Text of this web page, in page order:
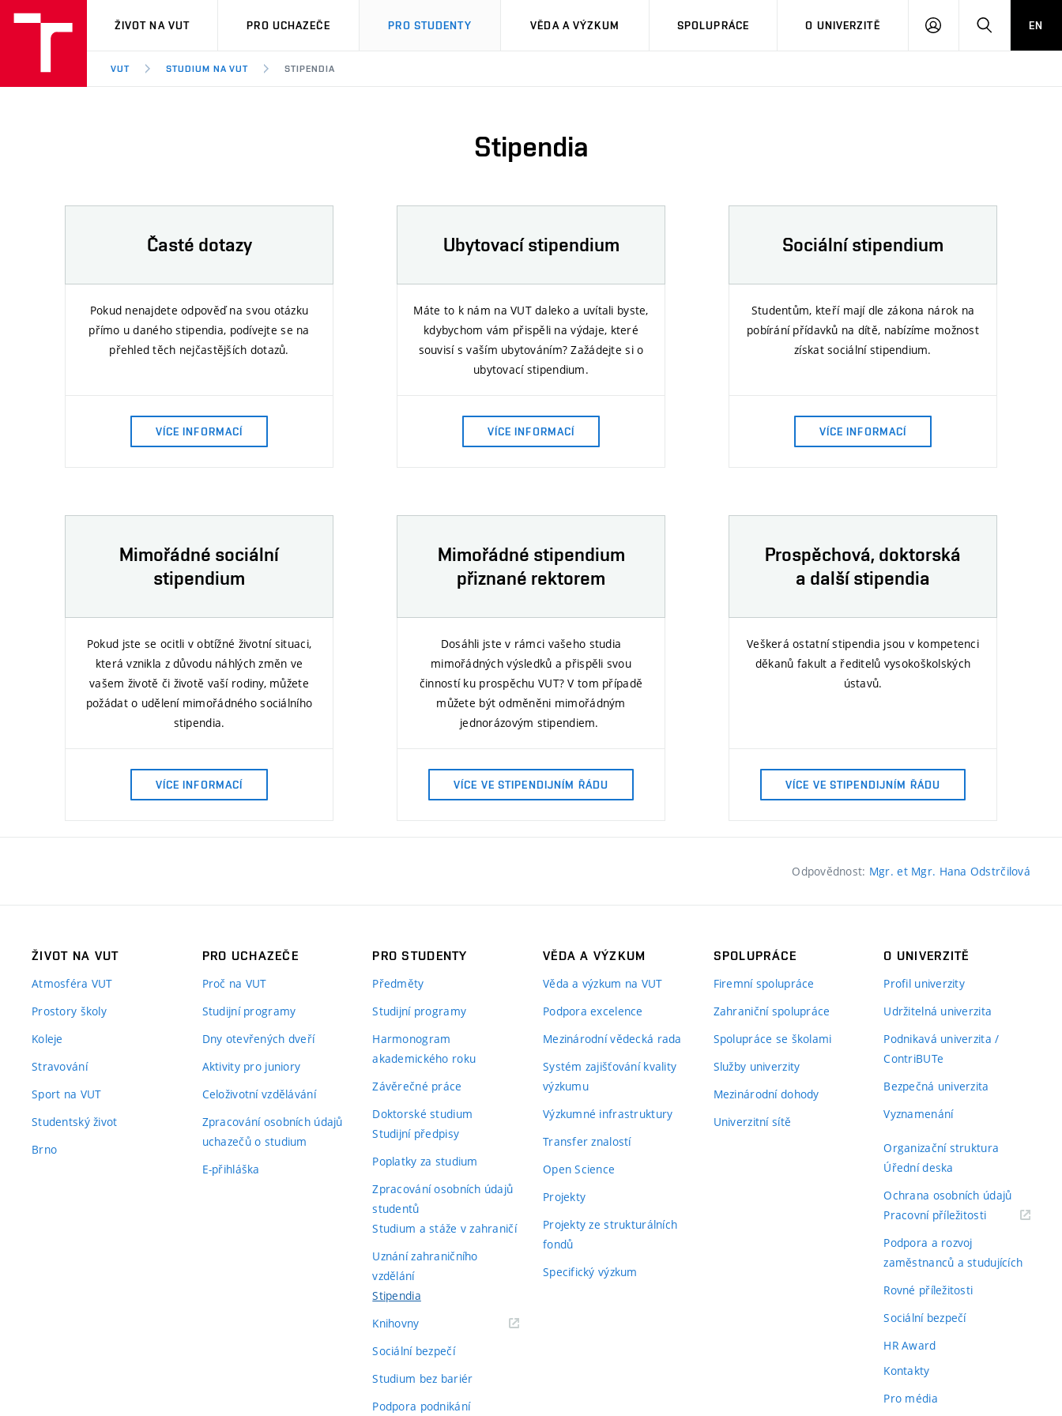
VUT
ŽIVOT NA VUT PRO UCHAZEČE PRO STUDENTY VĚDA A VÝZKUM SPOLUPRÁCE O UNIVERZITĚ
PŘIHLÁSIT HLEDATEN
VUT STUDIUM NA VUT STIPENDIA
Stipendia
Časté dotazy
Pokud nenajdete odpověď na svou otázku
přímo u daného stipendia, podívejte se na
přehled těch nejčastějších dotazů.
VÍCE INFORMACÍ
Ubytovací stipendium
Máte to k nám na VUT daleko a uvítali byste,
kdybychom vám přispěli na výdaje, které
souvisí s vaším ubytováním? Zažádejte si o
ubytovací stipendium.
VÍCE INFORMACÍ
Sociální stipendium
Studentům, kteří mají dle zákona nárok na
pobírání přídavků na dítě, nabízíme možnost
získat sociální stipendium.
VÍCE INFORMACÍ
Mimořádné sociální
stipendium
Pokud jste se ocitli v obtížné životní situaci,
která vznikla z důvodu náhlých změn ve
vašem životě či životě vaší rodiny, můžete
požádat o udělení mimořádného sociálního
stipendia.
VÍCE INFORMACÍ
Mimořádné stipendium
přiznané rektorem
Dosáhli jste v rámci vašeho studia
mimořádných výsledků a přispěli svou
činností ku prospěchu VUT? V tom případě
můžete být odměněni mimořádným
jednorázovým stipendiem.
VÍCE VE STIPENDIJNÍM ŘÁDU
Prospěchová, doktorská
a další stipendia
Veškerá ostatní stipendia jsou v kompetenci
děkanů fakult a ředitelů vysokoškolských
ústavů.
VÍCE VE STIPENDIJNÍM ŘÁDU
Odpovědnost: Mgr. et Mgr. Hana Odstrčilová
ŽIVOT NA VUT
Atmosféra VUT
Prostory školy
Koleje
Stravování
Sport na VUT
Studentský život
Brno
PRO UCHAZEČE
Proč na VUT
Studijní programy
Dny otevřených dveří
Aktivity pro juniory
Celoživotní vzdělávání
Zpracování osobních údajů
uchazečů o studium
E-přihláška
PRO STUDENTY
Předměty
Studijní programy
Harmonogram
akademického roku
Závěrečné práce
Doktorské studium
Studijní předpisy
Poplatky za studium
Zpracování osobních údajů
studentů
Studium a stáže v zahraničí
Uznání zahraničního
vzdělání
Stipendia
Knihovny(externí
Sociální bezpečí
Studium bez bariér
Podpora podnikání
VĚDA A VÝZKUM
Věda a výzkum na VUT
Podpora excelence
Mezinárodní vědecká rada
Systém zajišťování kvality
výzkumu
Výzkumné infrastruktury
Transfer znalostí
Open Science
Projekty
Projekty ze strukturálních
fondů
Specifický výzkum
SPOLUPRÁCE
Firemní spolupráce
Zahraniční spolupráce
Spolupráce se školami
Služby univerzity
Mezinárodní dohody
Univerzitní sítě
O UNIVERZITĚ
Profil univerzity
Udržitelná univerzita
Podnikavá univerzita /
ContriBUTe
Bezpečná univerzita
Vyznamenání
Organizační struktura
Úřední deska
Ochrana osobních údajů
Pracovní příležitosti(externí
Podpora a rozvoj
zaměstnanců a studujících
Rovné příležitosti
Sociální bezpečí
HR Award
Kontakty
Pro média